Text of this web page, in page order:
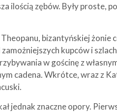
ilością zębów. Były proste,
bizantyńskiej żonie
kupców i
w gościnę z
cadena. Wkrótce, wraz z
jednak znaczne opory.